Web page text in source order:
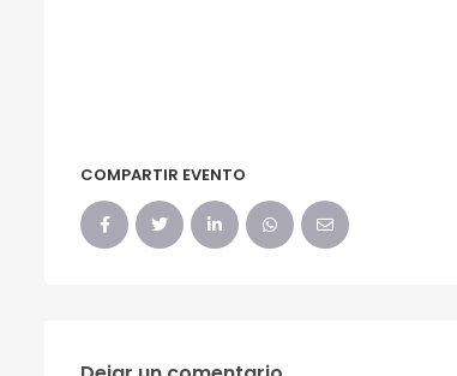
COMPARTIR EVENTO